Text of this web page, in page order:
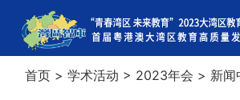
首页 > 学术活动 > 2023年会 > 新闻